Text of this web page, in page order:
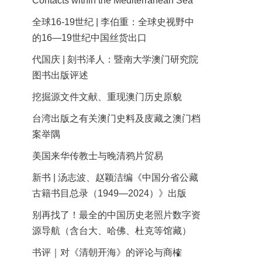
全球16-19世纪 | 李伯重：全球史视野中
的16—19世纪中国丝货出口
代国庆 | 刻书泽人：暨南大学澳门研究院
图书出版评述
挖掘源文件文献、重现澳门历史原貌
台湾出版之有关澳门史料及庋藏之澳门档
案举隅
美国来华传教士与晚清鸦片贸易
新书 | 汤志波、赵颖洁编《中国分省公藏
古籍书目总录（1949—2024）》出版
别再找了！最全的中国历史老照片数字资
源导航（含台大、哈佛、杜克等馆藏）
书评｜对《清朝开海》的评论与商榷